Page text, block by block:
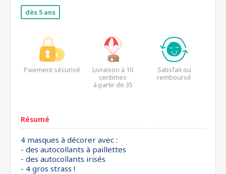
dès 5 ans
Paiement sécurisé
Livraison à 10
centimes
à partir de 35
Satisfait ou
remboursé
Résumé
4 masques à décorer avec :
- des autocollants à paillettes
- des autocollants irisés
- 4 gros strass !